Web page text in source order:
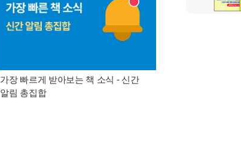
가장 빠르게 받아보는 책 소식 - 신간
알림 총집합